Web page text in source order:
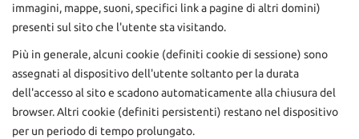
immagini, mappe, suoni, specifici link a pagine di altri domini)
presenti sul sito che l'utente sta visitando.
Più in generale, alcuni cookie (definiti cookie di sessione) sono
assegnati al dispositivo dell'utente soltanto per la durata
dell'accesso al sito e scadono automaticamente alla chiusura del
browser. Altri cookie (definiti persistenti) restano nel dispositivo
per un periodo di tempo prolungato.
Per
ottenere
informazioni
sull'utilità
e
funzionamento